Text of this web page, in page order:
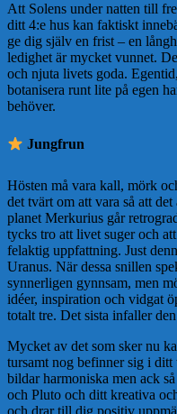
Att Solens under natten till
ditt 4:e hus kan faktiskt
ge dig själv en frist – en
ledighet är mycket vunnet.
och njuta livets goda.
botanisera runt lite på egen
behöver.
️ Jungfrun
Hösten må vara kall, mörk
det tvärt om att vara så att
planet Merkurius går
tycks tro att livet suger och
felaktig uppfattning. Just
Uranus. När dessa snillen
synnerligen gynnsam, men
idéer, inspiration och vidgat
totalt tre. Det sista infaller
Mycket av det som sker nu
tursamt nog befinner sig i ditt
bildar harmoniska men ack
och Pluto och ditt kreativa
och drar till dig positiv